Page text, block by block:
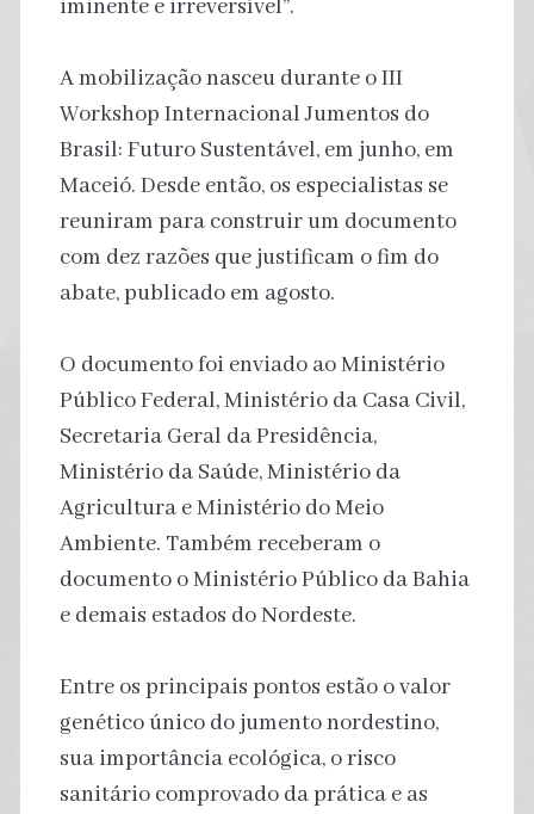
iminente e irreversível”.
A mobilização nasceu durante o III
Workshop Internacional Jumentos do
Brasil: Futuro Sustentável, em junho, em
Maceió. Desde então, os especialistas se
reuniram para construir um documento
com dez razões que justificam o fim do
abate, publicado em agosto.
O documento foi enviado ao Ministério
Público Federal, Ministério da Casa Civil,
Secretaria Geral da Presidência,
Ministério da Saúde, Ministério da
Agricultura e Ministério do Meio
Ambiente. Também receberam o
documento o Ministério Público da Bahia
e demais estados do Nordeste.
Entre os principais pontos estão o valor
genético único do jumento nordestino,
sua importância ecológica, o risco
sanitário comprovado da prática e as